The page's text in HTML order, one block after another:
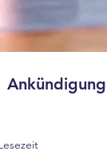
Ankündigung